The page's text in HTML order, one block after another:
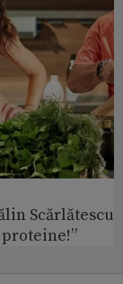
Scărlătescu